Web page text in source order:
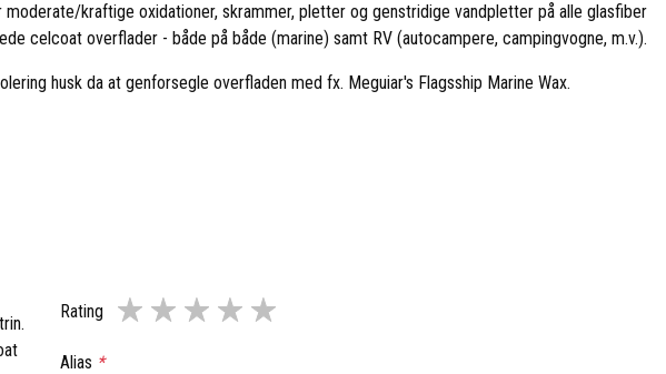
moderate/kraftige oxidationer, skrammer, pletter og genstridige vandpletter på alle glasfiber
celcoat overflader - både på både (marine) samt RV (autocampere, campingvogne, m.v.).
husk da at genforsegle overfladen med fx. Meguiar's Flagsship Marine Wax.
Rating
Alias *